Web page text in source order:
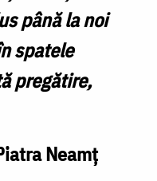
până la noi
spatele
pregătire,
Neamț